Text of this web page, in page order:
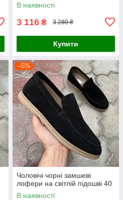
В наявності
3 116 ₴ 3 280 ₴
Купити
–5%
Чоловічі чорні замшеві
лофери на світлій підошві 40
В наявності